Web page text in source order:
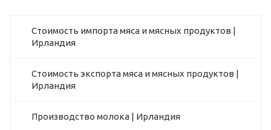
Стоимость импорта мяса и мясных продуктов |
Ирландия
Стоимость экспорта мяса и мясных продуктов |
Ирландия
Производство молока | Ирландия